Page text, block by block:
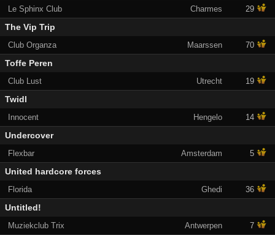
Le Sphinx Club Charmes 29
The Vip Trip
Club Organza Maarssen 70
Toffe Peren
Club Lust Utrecht 19
Twidl
Innocent Hengelo 14
Undercover
Flexbar Amsterdam 5
United hardcore forces
Florida Ghedi 36
Untitled!
Muziekclub Trix Antwerpen 7